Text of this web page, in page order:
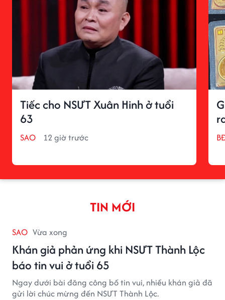
Tiếc cho NSƯT Xuân Hinh ở tuổi
63
SAO 12 giờ trước
TIN MỚI
SAO Vừa xong
Khán giả phản ứng khi NSƯT Thành Lộc
báo tin vui ở tuổi 65
Ngay dưới bài đăng công bố tin vui, nhiều khán giả đã
gửi lời chúc mừng đến NSƯT Thành Lộc.